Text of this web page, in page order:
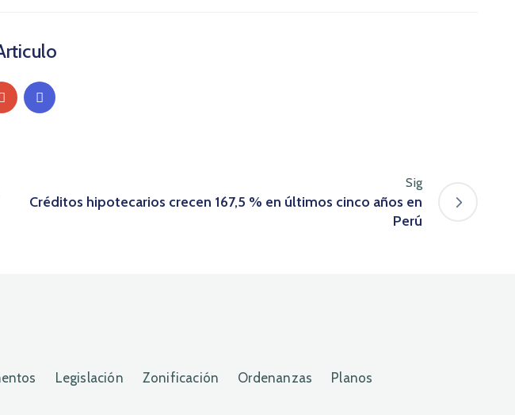
Sig
Créditos hipotecarios crecen 167,5 % en últimos cinco años en
Perú
Legislación Zonificación Ordenanzas Planos